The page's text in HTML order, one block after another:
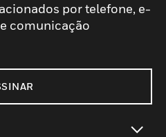
por telefone, e-
comunicação